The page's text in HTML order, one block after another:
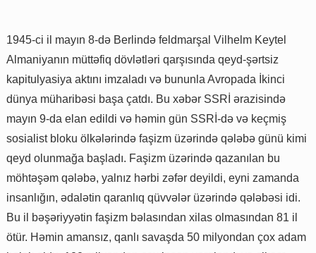
1945-ci il mayın 8-də Berlində feldmarşal Vilhelm Keytel
Almaniyanın müttəfiq dövlətləri qarşısında qeyd-şərtsiz
kapitulyasiya aktını imzaladı və bununla Avropada İkinci
dünya müharibəsi başa çatdı. Bu xəbər SSRİ ərazisində
mayın 9-da elan edildi və həmin gün SSRİ-də və keçmiş
sosialist bloku ölkələrində faşizm üzərində qələbə günü kimi
qeyd olunmağa başladı. Faşizm üzərində qazanılan bu
möhtəşəm qələbə, yalnız hərbi zəfər deyildi, eyni zamanda
insanlığın, ədalətin qaranlıq qüvvələr üzərində qələbəsi idi.
Bu il bəşəriyyətin faşizm bəlasından xilas olmasından 81 il
ötür. Həmin amansız, qanlı savaşda 50 milyondan çox adam